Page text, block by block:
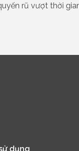
rũ vượt thời
dụng